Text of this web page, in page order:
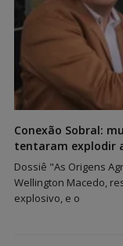
Conexão Sobral:
tentaram explodir
Dossiê "As Origens
Wellington Macedo,
explosivo, e o